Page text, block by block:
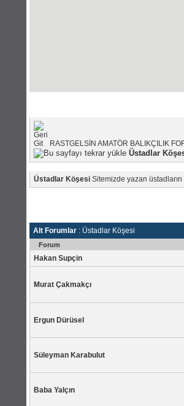
RASTGELSİN AMATÖR BALIKÇILIK
Üstadlar
Üstadlar Köşesi Sitemizde yazan üstadların
Alt Forumlar : Üstadlar Köşesi
Forum
Hakan Supçin
Murat Çakmakçı
Ergun Dürüsel
Süleyman Karabulut
Baba Yalçın